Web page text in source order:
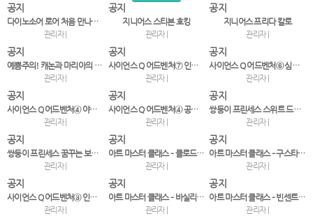
공지
다이노소어 로어 처음 만나는 크아앙! 공룡 스티커북
관리자 |
공지
지니어스 스티븐 호킹
관리자 |
공지
지니어스 프리다 칼로
관리자 |
공지
예쁨주의! 캐논과 마리아의 12개월 코디 스티커북
관리자 |
공지
사이언스 Q 어드벤처⑦ 인체미로 대탈출!-바이러스의 침…
관리자 |
공지
사이언스 Q 어드벤처⑥ 심해세계 대탈출!
관리자 |
공지
사이언스 Q 어드벤처④ 야생동물월드 대탈출!
관리자 |
공지
사이언스 Q 어드벤처④ 공룡월드 대탈출!
관리자 |
공지
쌍둥이 프린세스 스위트 드레스 스티커북
관리자 |
공지
쌍둥이 프린세스 꿈꾸는 보석드레스(마법의 드레스 하우스…
관리자 |
공지
아트 마스터 클래스 – 클로드 모네
관리자 |
공지
아트 마스터 클래스 – 구스타프 클림트
관리자 |
공지
사이언스 Q 어드벤처③ 인체미로 대탈출!-혈액의 순환
관리자 |
공지
아트 마스터 클래스 – 바실리 칸딘스키
관리자 |
공지
아트 마스터 클래스 – 빈센트 반 고흐
관리자 |